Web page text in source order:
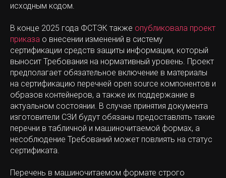
исходным кодом.
В конце 2025 года ФСТЭК также опубликовала проект
приказа о внесении изменений в систему
сертификации средств защиты информации, который
выносит Требования на нормативный уровень. Проект
предполагает обязательное включение в материалы
на сертификацию перечней open source компонентов и
образов контейнеров, а также их поддержание в
актуальном состоянии. В случае принятия документа
изготовители СЗИ будут обязаны предоставлять такие
перечни в табличной и машиночитаемой формах, а
несоблюдение Требований может повлиять на статус
сертификата.
Перечень в машиночитаемом формате строго